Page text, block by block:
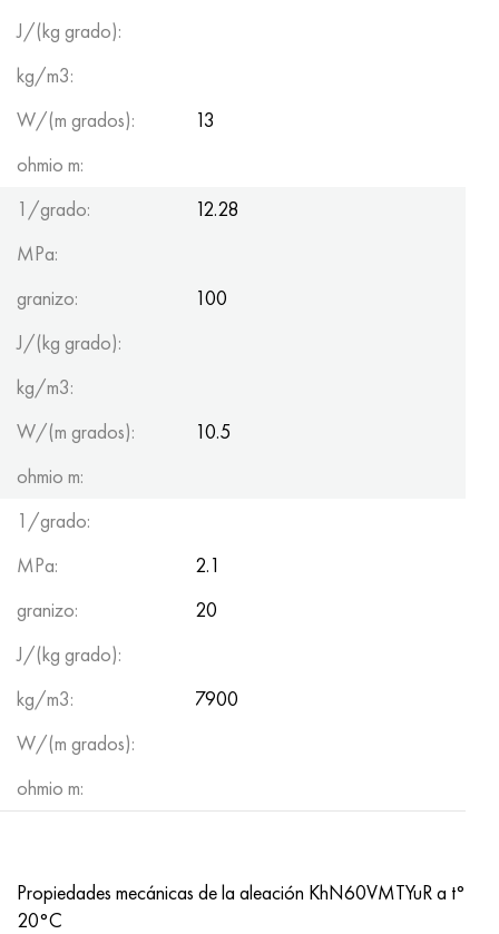
J/(kg grado):
kg/m3:
W/(m grados):
13
ohmio m:
1/grado:
12.28
MPa:
granizo:
100
J/(kg grado):
kg/m3:
W/(m grados):
10.5
ohmio m:
1/grado:
MPa:
2.1
granizo:
20
J/(kg grado):
kg/m3:
7900
W/(m grados):
ohmio m:
Propiedades mecánicas de la aleación KhN60VMTYuR a t°
20°С